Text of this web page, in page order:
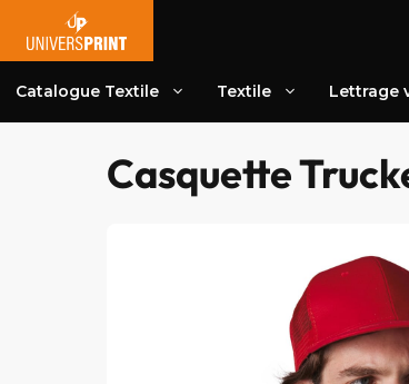
contenu
Catalogue Textile Textile Lettrage
Casquette